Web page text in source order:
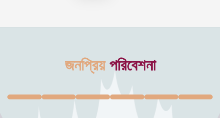
জনপ্রিয় পরিবেশনা